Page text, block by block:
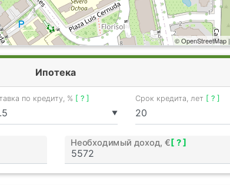
© OpenStreetMap |
Ипотека
▼
по кредиту, % [ ? ] Срок кредита, лет [ ? ]
Необходимый доход, € [ ? ]